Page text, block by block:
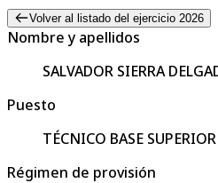
Volver al listado del ejercicio 2026
Nombre y apellidos
SALVADOR SIERRA
Puesto
TÉCNICO BASE
Régimen de provisión